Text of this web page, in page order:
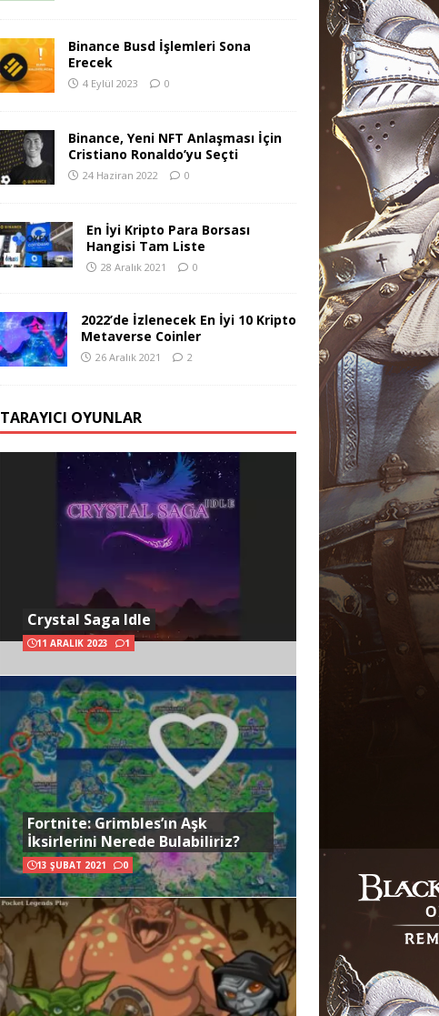
Binance Busd İşlemleri Sona
Erecek
4 Eylül 2023 0
Binance, Yeni NFT Anlaşması İçin
Cristiano Ronaldo’yu Seçti
24 Haziran 2022 0
En İyi Kripto Para Borsası
Hangisi Tam Liste
28 Aralık 2021 0
2022’de İzlenecek En İyi 10 Kripto
Metaverse Coinler
26 Aralık 2021 2
TARAYICI OYUNLAR
Crystal Saga Idle
11 ARALIK 2023 1
Fortnite: Grimbles’ın Aşk
İksirlerini Nerede Bulabiliriz?
13 ŞUBAT 2021 0